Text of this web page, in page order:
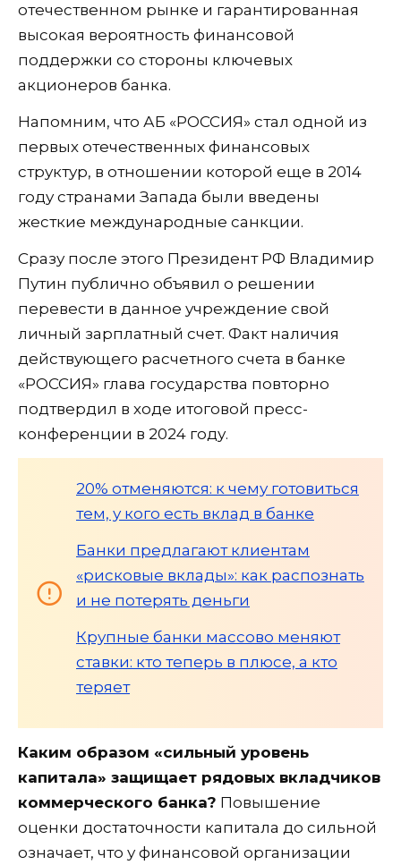
отечественном рынке и гарантированная
высокая вероятность финансовой
поддержки со стороны ключевых
акционеров банка.
Напомним, что АБ «РОССИЯ» стал одной из
первых отечественных финансовых
структур, в отношении которой еще в 2014
году странами Запада были введены
жесткие международные санкции.
Сразу после этого Президент РФ Владимир
Путин публично объявил о решении
перевести в данное учреждение свой
личный зарплатный счет. Факт наличия
действующего расчетного счета в банке
«РОССИЯ» глава государства повторно
подтвердил в ходе итоговой пресс-
конференции в 2024 году.
20% отменяются: к чему готовиться
тем, у кого есть вклад в банке
Банки предлагают клиентам
«рисковые вклады»: как распознать
и не потерять деньги
Крупные банки массово меняют
ставки: кто теперь в плюсе, а кто
теряет
Каким образом «сильный уровень
капитала» защищает рядовых вкладчиков
коммерческого банка? Повышение
оценки достаточности капитала до сильной
означает, что у финансовой организации